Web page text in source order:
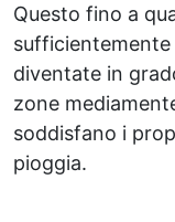
Questo fino a
sufficientemente
diventate in
zone
soddisfano i
pioggia.